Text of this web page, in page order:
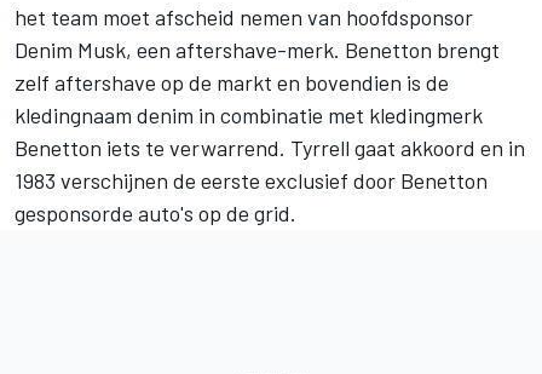
het team moet afscheid nemen van hoofdsponsor
Denim Musk, een aftershave-merk. Benetton brengt
zelf aftershave op de markt en bovendien is de
kledingnaam denim in combinatie met kledingmerk
Benetton iets te verwarrend. Tyrrell gaat akkoord en in
1983 verschijnen de eerste exclusief door Benetton
gesponsorde auto's op de grid.